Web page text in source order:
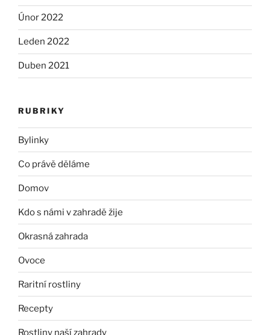
Únor 2022
Leden 2022
Duben 2021
RUBRIKY
Bylinky
Co právě děláme
Domov
Kdo s námi v zahradě žije
Okrasná zahrada
Ovoce
Raritní rostliny
Recepty
Rostliny naší zahrady